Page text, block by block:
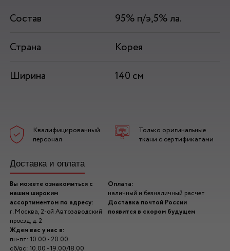
Состав
95% п/э,5% ла.
Страна
Корея
Ширина
140 см
Квалифицированный
персонал
Только оригинальные
ткани с сертификатами
Доставка и оплата
Вы можете ознакомиться с
нашим широким
ассортиментом по адресу:
г. Москва, 2-ой Автозаводский
проезд, д. 2
Ждем вас у нас в:
пн-пт: 10.00 - 20.00
сб/вс: 10.00 - 19.00/18.00
Оплата:
наличный и безналичный расчет
Доставка почтой России
появится в скором будущем